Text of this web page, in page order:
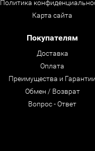
Политика
Карта сайта
Покупателям
Доставка
Оплата
Преимущества и Гарантии
Обмен / Возврат
Вопрос - Ответ